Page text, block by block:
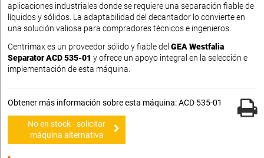
aplicaciones industriales donde se requiere una separación fiable de
líquidos y sólidos. La adaptabilidad del decantador lo convierte en
una solución valiosa para compradores técnicos e ingenieros.
Centrimax es un proveedor sólido y fiable del GEA Westfalia
Separator ACD 535-01 y ofrece un apoyo integral en la selección e
implementación de esta máquina.
Obtener más información sobre esta máquina: ACD 535-01
No en stock - solicitar
máquina alternativa